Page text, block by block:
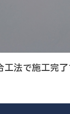
法で施工完了